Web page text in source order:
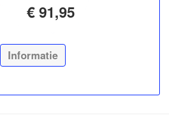
€ 91,95
Informatie